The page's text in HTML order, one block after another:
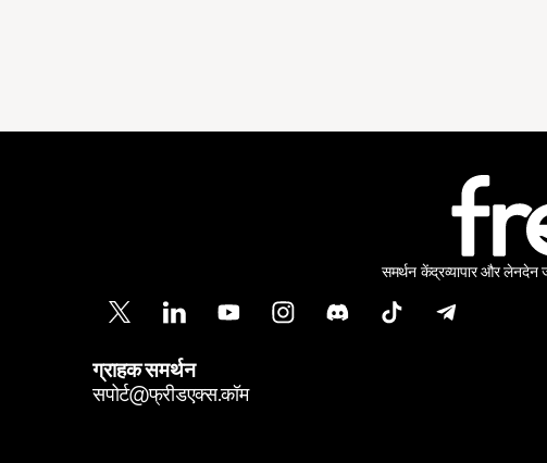
समर्थन केंद्रव्यापार और लेनदेन
ग्राहक समर्थन
सपोर्ट@फ्रीडएक्स.कॉम